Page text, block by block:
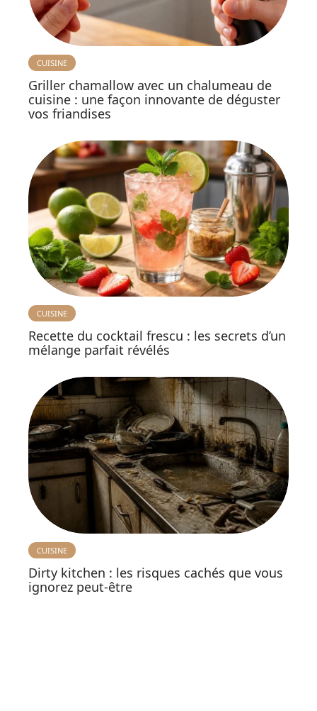
CUISINE
Griller chamallow avec un chalumeau de
cuisine : une façon innovante de déguster
vos friandises
CUISINE
Recette du cocktail frescu : les secrets d’un
mélange parfait révélés
CUISINE
Dirty kitchen : les risques cachés que vous
ignorez peut-être